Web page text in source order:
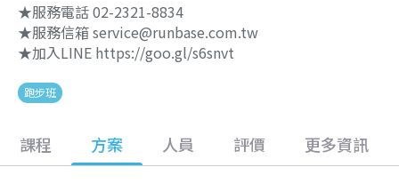
★服務電話 02-2321-8834
★服務信箱 service@runbase.com.tw
★加入LINE https://goo.gl/s6snvt
跑步班
課程 方案 人員 評價 更多資訊